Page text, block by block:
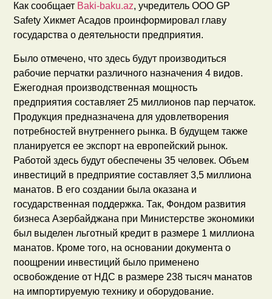
Как сообщает Baki-baku.az, учредитель ООО GP
Safety Хикмет Асадов проинформировал главу
государства о деятельности предприятия.
Было отмечено, что здесь будут производиться
рабочие перчатки различного назначения 4 видов.
Ежегодная производственная мощность
предприятия составляет 25 миллионов пар перчаток.
Продукция предназначена для удовлетворения
потребностей внутреннего рынка. В будущем также
планируется ее экспорт на европейский рынок.
Работой здесь будут обеспечены 35 человек. Объем
инвестиций в предприятие составляет 3,5 миллиона
манатов. В его создании была оказана и
государственная поддержка. Так, Фондом развития
бизнеса Азербайджана при Министерстве экономики
был выделен льготный кредит в размере 1 миллиона
манатов. Кроме того, на основании документа о
поощрении инвестиций было применено
освобождение от НДС в размере 238 тысяч манатов
на импортируемую технику и оборудование.